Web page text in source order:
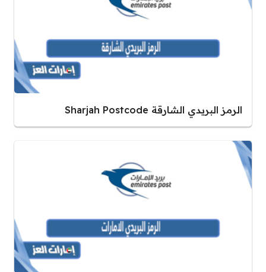
الرمز البريدي الشارقة Sharjah Postcode